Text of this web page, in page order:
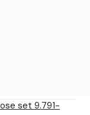
set 9.791-